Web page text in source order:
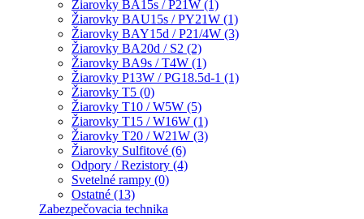
Žiarovky BA15s / P21W (1)
Žiarovky BAU15s / PY21W (1)
Žiarovky BAY15d / P21/4W (3)
Žiarovky BA20d / S2 (2)
Žiarovky BA9s / T4W (1)
Žiarovky P13W / PG18.5d-1 (1)
Žiarovky T5 (0)
Žiarovky T10 / W5W (5)
Žiarovky T15 / W16W (1)
Žiarovky T20 / W21W (3)
Žiarovky Sulfitové (6)
Odpory / Rezistory (4)
Svetelné rampy (0)
Ostatné (13)
Zabezpečovacia technika